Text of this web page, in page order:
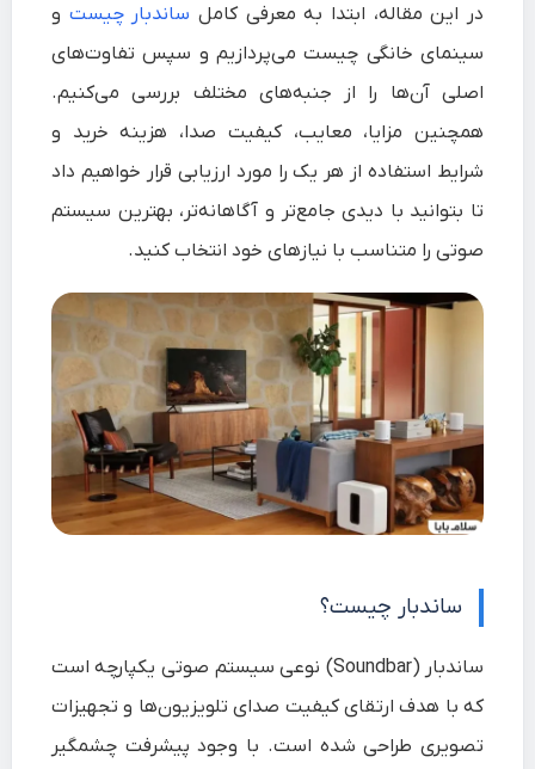
در این مقاله، ابتدا به معرفی کامل ساندبار چیست و
سینمای خانگی چیست می‌پردازیم و سپس تفاوت‌های
اصلی آن‌ها را از جنبه‌های مختلف بررسی می‌کنیم.
همچنین مزایا، معایب، کیفیت صدا، هزینه خرید و
شرایط استفاده از هر یک را مورد ارزیابی قرار خواهیم داد
تا بتوانید با دیدی جامع‌تر و آگاهانه‌تر، بهترین سیستم
صوتی را متناسب با نیازهای خود انتخاب کنید.
ساندبار چیست؟
ساندبار (Soundbar) نوعی سیستم صوتی یکپارچه است
که با هدف ارتقای کیفیت صدای تلویزیون‌ها و تجهیزات
تصویری طراحی شده است. با وجود پیشرفت چشمگیر